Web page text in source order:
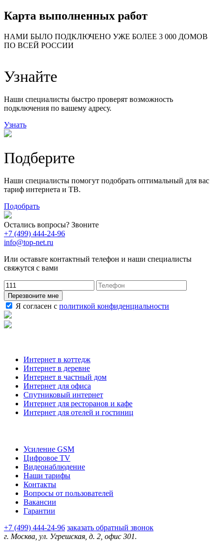
Карта выполненных работ
НАМИ БЫЛО ПОДКЛЮЧЕНО УЖЕ БОЛЕЕ 3 000 ДОМОВ
ПО ВСЕЙ РОССИИ
57
29
99
48
Узнайте
Наши специалисты быстро проверят возможность
подключения по вашему адресу.
Узнать
Подберите
Наши специалисты помогут подобрать оптимальный для вас
тариф интернета и ТВ.
Подобрать
Остались вопросы? Звоните
+7 (499) 444-24-96
info@top-net.ru
Или оставьте контактный телефон и наши специалисты
свяжутся с вами
Перезвоните мне
Я согласен с политикой конфиденциальности
Интернет в коттедж
Интернет в деревне
Интернет в частный дом
Интернет для офиса
Спутниковый интернет
Интернет для ресторанов и кафе
Интернет для отелей и гостиниц
Усиление GSM
Цифровое TV
Видеонаблюдение
Наши тарифы
Контакты
Вопросы от пользователей
Вакансии
Гарантии
+7 (499) 444-24-96 заказать обратный звонок
г. Москва, ул. Угрешская, д. 2, офис 301.